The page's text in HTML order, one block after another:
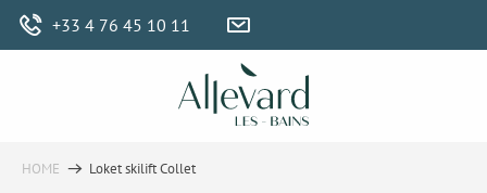
Aller
+33 4 76 45 10 11
HOME Loket skilift Collet